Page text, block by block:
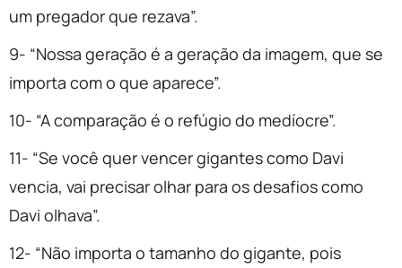
um pregador que rezava”.
9- “Nossa geração é a geração da imagem, que se
importa com o que aparece”.
10- “A comparação é o refúgio do medíocre”.
11- “Se você quer vencer gigantes como Davi
vencia, vai precisar olhar para os desafios como
Davi olhava”.
12- “Não importa o tamanho do gigante, pois